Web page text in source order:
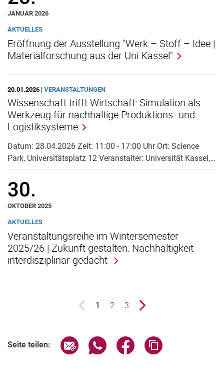
JANUAR 2026
AKTUELLES
Eröffnung der Ausstellung "Werk – Stoff – Idee |
Materialforschung aus der Uni Kassel"
20.01.2026 | VERANSTALTUNGEN
Wissenschaft trifft Wirtschaft: Simulation als
Werkzeug für nachhaltige Produktions- und
Logistiksysteme
Datum: 28.04.2026 Zeit: 11:00 - 17:00 Uhr Ort: Science
Park, Universitätsplatz 12 Veranstalter: Universität Kassel,…
30.
OKTOBER 2025
AKTUELLES
Veranstaltungsreihe im Wintersemester
2025/26 | Zukunft gestalten: Nachhaltigkeit
interdisziplinär gedacht
vorherige Seite
1
Seite
2 Seite
3 nächste Seite
Seite teilen: Seite über E-Mail teilen
Seite über WhatsApp teilen
Seite über Facebook